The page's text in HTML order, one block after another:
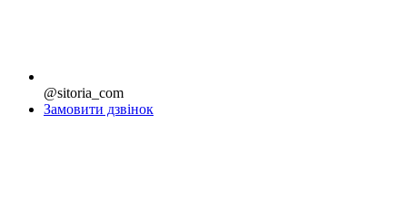
@sitoria_com
Замовити дзвінок